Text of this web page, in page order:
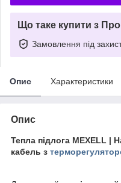
Що таке купити з
Замовлення під
Опис Характеристики
Опис
Тепла підлога MEXELL |
кабель з